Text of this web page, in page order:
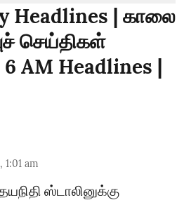
Headlines | காலை
செய்திகள்
6 AM Headlines |
am
ஸ்டாலினுக்கு